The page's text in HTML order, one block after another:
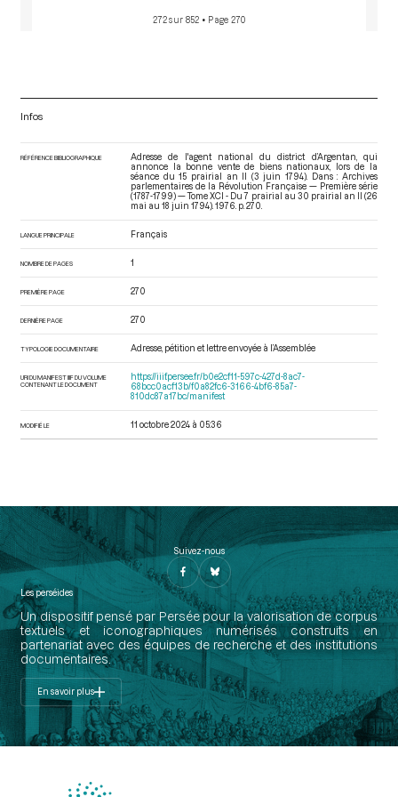
272 sur 852 • Page 270
Infos
RÉFÉRENCE BIBLIOGRAPHIQUE
Adresse de l'agent national du district d’Argentan, qui
annonce la bonne vente de biens nationaux, lors de la
séance du 15 prairial an II (3 juin 1794). Dans : Archives
parlementaires de la Révolution Française — Première série
(1787-1799) — Tome XCI - Du 7 prairial au 30 prairial an II (26
mai au 18 juin 1794) . 1976. p. 270.
LANGUE PRINCIPALE Français
NOMBRE DE PAGES 1
PREMIÈRE PAGE 270
DERNIÈRE PAGE 270
TYPOLOGIE DOCUMENTAIRE Adresse, pétition et lettre envoyée à l’Assemblée
URI DU MANIFEST IIIF DU VOLUME
CONTENANT LE DOCUMENT
https://iiif.persee.fr/b0e2cf11-597c-427d-8ac7-
68bcc0acf13b/f0a82fc6-3166-4bf6-85a7-
810dc87a17bc/manifest
MODIFIÉ LE 11 octobre 2024 à 05:36
Suivez-nous
Les perséides
Un dispositif pensé par Persée pour la valorisation de corpus
textuels et iconographiques numérisés construits en
partenariat avec des équipes de recherche et des institutions
documentaires.
En savoir plus